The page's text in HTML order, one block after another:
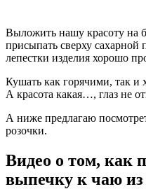
Выложить нашу красоту на
присыпать сверху
лепестки изделия хорошо
Кушать как горячими, так и
А красота какая…, глаз не
А ниже предлагаю
розочки.
Видео о том, как
выпечку к чаю из